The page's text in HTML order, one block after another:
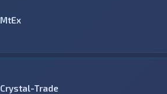
MtEx
Crystal-Trade